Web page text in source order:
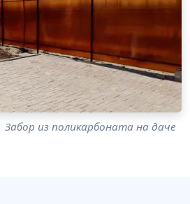
Забор из поликарбоната на даче